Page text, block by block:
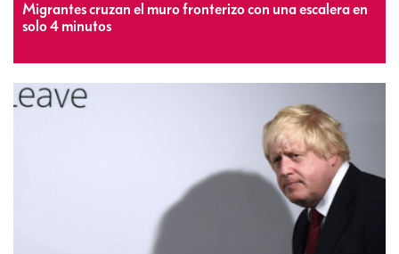
Migrantes cruzan el muro fronterizo con una escalera en
solo 4 minutos